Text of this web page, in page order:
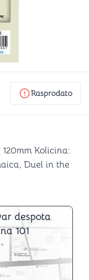
Rasprodato
Kolicina:
Duel in the
despota
101